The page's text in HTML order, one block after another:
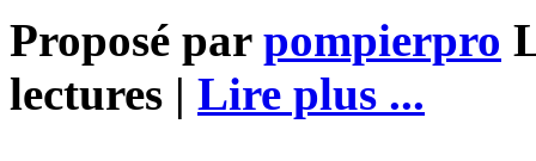
Proposé par pompierpro
lectures | Lire plus ...